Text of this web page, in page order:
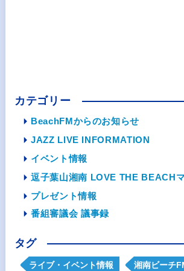
カテゴリー
BeachFMからのお知らせ
JAZZ LIVE INFORMATION
イベント情報
逗子葉山湘南 LOVE THE BEACH
プレゼント情報
番組審議会 議事録
タグ
ライブ・イベント情報 湘南ビーチ